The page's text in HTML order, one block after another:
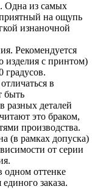
Одна из самых
на ощупь
изнаночной
Рекомендуется
изделия с принтом)
градусов.
в
быть
разных деталей
это браком,
производства.
(в рамках допуска)
от серии
одном оттенке
заказа.